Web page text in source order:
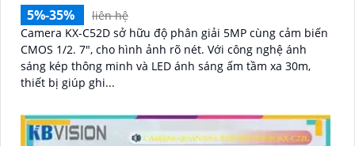
5%-35%
liên hệ
Camera KX-C52D sở hữu độ phân giải 5MP cùng cảm biến
CMOS 1/2. 7", cho hình ảnh rõ nét. Với công nghệ ánh
sáng kép thông minh và LED ánh sáng ấm tầm xa 30m,
thiết bị giúp ghi...